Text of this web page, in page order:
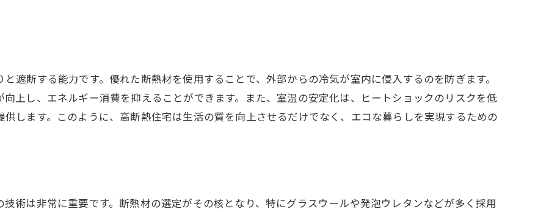
省エネを実現する高断熱住宅の技術
エネルギー消費を抑えるための工夫
岐阜県中津川市の寒冷地に適した高断熱設計
理想的な高断熱住宅を選ぶ際のポイント
遮断する能力です。優れた断熱材を使用することで、外部からの冷気が室内に侵入するのを防ぎます。
上し、エネルギー消費を抑えることができます。また、室温の安定化は、ヒートショックのリスクを低
します。このように、高断熱住宅は生活の質を向上させるだけでなく、エコな暮らしを実現するための
術は非常に重要です。断熱材の選定がその核となり、特にグラスウールや発泡ウレタンなどが多く採用